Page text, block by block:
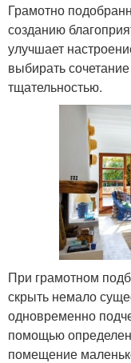
Грамотно
созданию
улучшает
выбирать
тщательностью.
При грамотном
скрыть немало
одновременно
помощью
помещение